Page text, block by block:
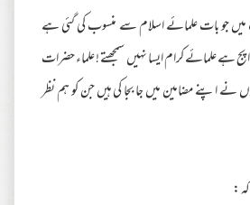
جو بات علمائے اسلام سے منسوب کی گئی ہے
ہے علمائے کرام ایسا نہیں سمجھتے ! علماء حضرات
نے اپنے مضامین میں جا بجا کی ہیں جن کو ہم نظر
: